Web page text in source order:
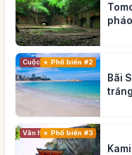
Cuộc sốngPhổ biến #2
Bãi
Văn hóa truyền thống
Phổ biến #3